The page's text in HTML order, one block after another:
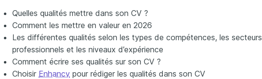
Quelles qualités mettre dans son CV ?
Comment les mettre en valeur en 2026
Les différentes qualités selon les types de compétences, les secteurs
professionnels et les niveaux d’expérience
Comment écrire ses qualités sur son CV ?
Choisir Enhancv pour rédiger les qualités dans son CV